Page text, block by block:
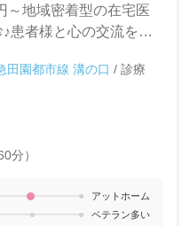
～地域密着型の在宅医
患者様と心の交流を大
田園都市線 溝の口 / 診療
分）
アットホーム
ベテラン多い